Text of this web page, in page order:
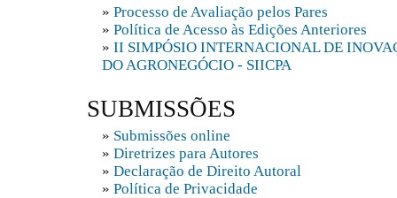
» Processo de Avaliação pelos Pares
» Política de Acesso às Edições Anteriores
» II SIMPÓSIO INTERNACIONAL DE
DO AGRONEGÓCIO - SIICPA
SUBMISSÕES
» Submissões online
» Diretrizes para Autores
» Declaração de Direito Autoral
» Política de Privacidade